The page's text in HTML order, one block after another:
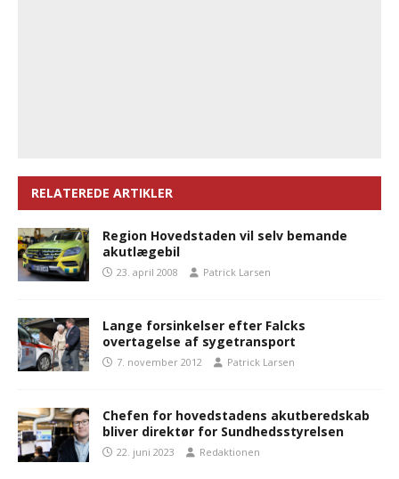
RELATEREDE ARTIKLER
Region Hovedstaden vil selv bemande
akutlægebil
23. april 2008 Patrick Larsen
Lange forsinkelser efter Falcks
overtagelse af sygetransport
7. november 2012 Patrick Larsen
Chefen for hovedstadens akutberedskab
bliver direktør for Sundhedsstyrelsen
22. juni 2023 Redaktionen